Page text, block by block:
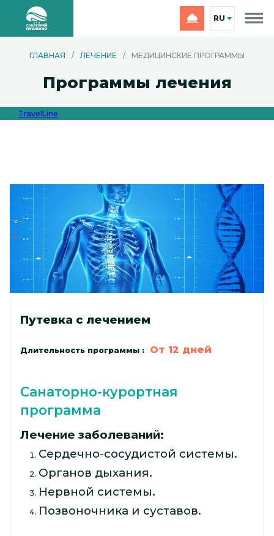
RU
ГЛАВНАЯ / ЛЕЧЕНИЕ / МЕДИЦИНСКИЕ ПРОГРАММЫ
Программы лечения
TravelLine
Путевка с лечением
Длительность программы : От 12 дней
Санаторно-курортная
программа
Лечение заболеваний:
Сердечно-сосудистой системы.
Органов дыхания.
Нервной системы.
Позвоночника и суставов.